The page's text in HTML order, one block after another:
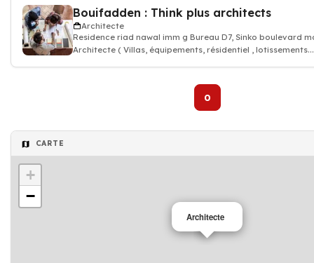
Bouifadden : Think plus architects
Architecte
Residence riad nawal imm g Bureau D7, Sinko boulevard
Architecte ( Villas, équipements, résidentiel ,
0
CARTE
Architecte
+
−